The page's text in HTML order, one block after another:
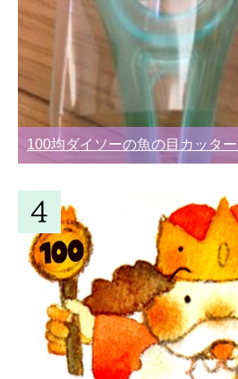
100均ダイソーの魚の目カッタ